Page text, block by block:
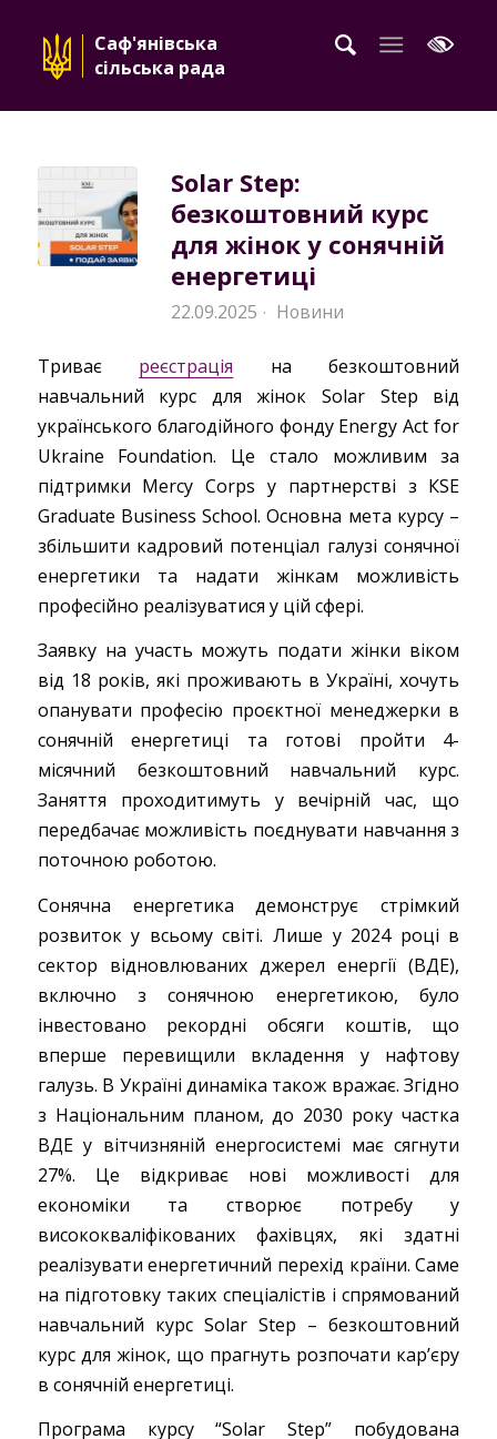
Саф'янівська
сільська рада
Solar Step:
безкоштовний курс
для жінок у сонячній
енергетиці
22.09.2025 · Новини
Триває реєстрація на безкоштовний
навчальний курс для жінок Solar Step від
українського благодійного фонду Energy Act for
Ukraine Foundation. Це стало можливим за
підтримки Mercy Corps у партнерстві з КSЕ
Graduate Business School. Основна мета курсу –
збільшити кадровий потенціал галузі сонячної
енергетики та надати жінкам можливість
професійно реалізуватися у цій сфері.
Заявку на участь можуть подати жінки віком
від 18 років, які проживають в Україні, хочуть
опанувати професію проєктної менеджерки в
сонячній енергетиці та готові пройти 4-
місячний безкоштовний навчальний курс.
Заняття проходитимуть у вечірній час, що
передбачає можливість поєднувати навчання з
поточною роботою.
Сонячна енергетика демонструє стрімкий
розвиток у всьому світі. Лише у 2024 році в
сектор відновлюваних джерел енергії (ВДЕ),
включно з сонячною енергетикою, було
інвестовано рекордні обсяги коштів, що
вперше перевищили вкладення у нафтову
галузь. В Україні динаміка також вражає. Згідно
з Національним планом, до 2030 року частка
ВДЕ у вітчизняній енергосистемі має сягнути
27%. Це відкриває нові можливості для
економіки та створює потребу у
висококваліфікованих фахівцях, які здатні
реалізувати енергетичний перехід країни. Саме
на підготовку таких спеціалістів і спрямований
навчальний курс Solar Step – безкоштовний
курс для жінок, що прагнуть розпочати кар’єру
в сонячній енергетиці.
Програма курсу “Solar Step” побудована